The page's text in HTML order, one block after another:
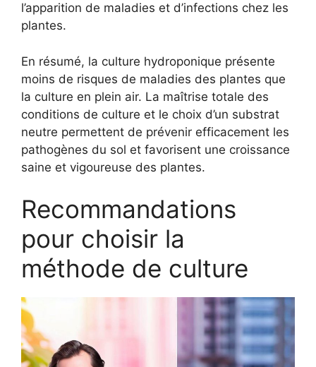
l’apparition de maladies et d’infections chez les
plantes.
En résumé, la culture hydroponique présente
moins de risques de maladies des plantes que
la culture en plein air. La maîtrise totale des
conditions de culture et le choix d’un substrat
neutre permettent de prévenir efficacement les
pathogènes du sol et favorisent une croissance
saine et vigoureuse des plantes.
Recommandations
pour choisir la
méthode de culture